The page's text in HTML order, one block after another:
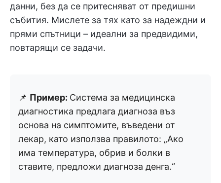
данни, без да се притесняват от предишни
събития. Мислете за тях като за надеждни и
прями спътници – идеални за предвидими,
повтарящи се задачи.
📌 Пример: Система за медицинска
диагностика предлага диагноза въз
основа на симптомите, въведени от
лекар, като използва правилото: „Ако
има температура, обрив и болки в
ставите, предложи диагноза денга.“